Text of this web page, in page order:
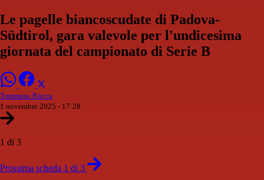
Le pagelle biancoscudate di Padova-
Südtirol, gara valevole per l'undicesima
giornata del campionato di Serie B
Tommaso Rocca
1 novembre 2025 - 17:28
1 di 3
Prossima scheda 1 di 3